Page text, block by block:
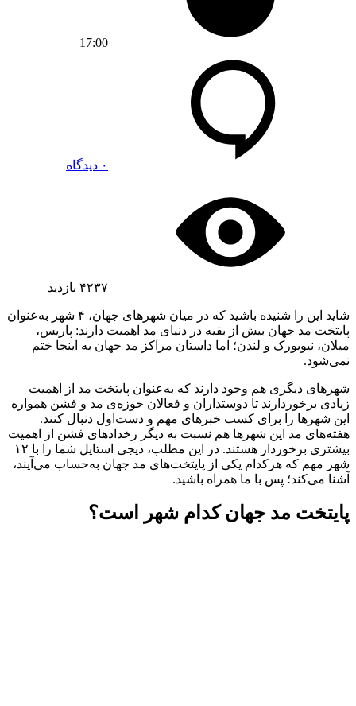
17:00
۰ دیدگاه
۴۲۳۷ بازدید
شاید این را شنیده باشید که در میان شهرهای جهان، ۴ شهر به‌عنوان
پایتخت مد جهان بیش از بقیه در دنیای مد اهمیت دارند: پاریس،
میلان، نیویورک و لندن؛ اما داستان مراکز مد جهان به اینجا ختم
نمی‌شود.
شهرهای دیگری هم وجود دارند که به‌عنوان پایتخت مد از اهمیت
زیادی برخوردارند تا دوستداران و فعالان حوزه‌ی مد و فشن همواره
این شهرها را برای کسب خبرهای مهم و دست‌اول دنبال کنند.
هفته‌های مد این شهرها هم نسبت به دیگر رخدادهای فشن از اهمیت
بیشتری برخوردار هستند. در این مطلب، دیجی استایل شما را با ۱۲
شهر مهم که هرکدام یکی از پایتخت‌های مد جهان به‌حساب می‌آیند،
آشنا می‌کند؛ پس با ما همراه باشید.
پایتخت مد جهان کدام شهر است؟